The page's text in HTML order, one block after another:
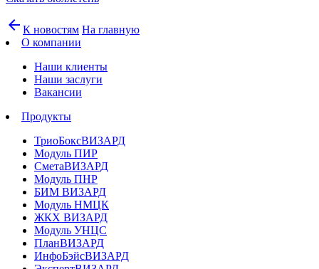
arrow_back К новостям На главную
О компании
Наши клиенты
Наши заслуги
Вакансии
Продукты
ТриоБоксВИЗАРД
Модуль ПИР
СметаВИЗАРД
Модуль ПНР
БИМ ВИЗАРД
Модуль НМЦК
ЖКХ ВИЗАРД
Модуль УНЦС
ПланВИЗАРД
ИнфоБэйсВИЗАРД